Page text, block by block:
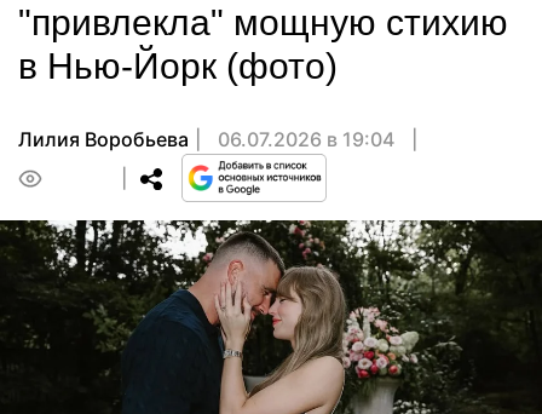
"привлекла" мощную стихию
в Нью-Йорк (фото)
Лилия Воробьева
06.07.2026 в 19:04